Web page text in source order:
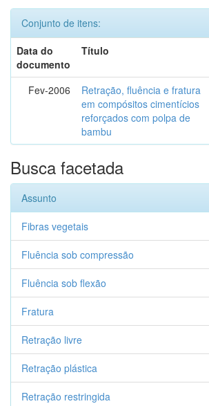
Conjunto de itens:
Data do
documento
Título
Fev-2006
Retração, fluência e fratura
em compósitos cimentícios
reforçados com polpa de
bambu
Busca facetada
Assunto
Fibras vegetais
Fluência sob compressão
Fluência sob flexão
Fratura
Retração livre
Retração plástica
Retração restringida